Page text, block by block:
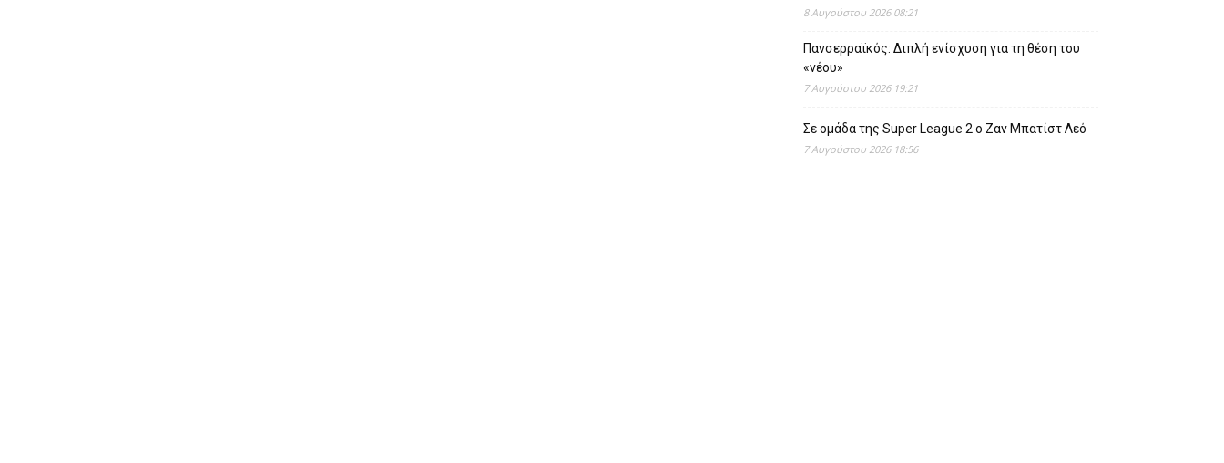
8 Αυγούστου 2026 08:21
Πανσερραϊκός: Διπλή ενίσχυση για τη θέση του
«νέου»
7 Αυγούστου 2026 19:21
Σε ομάδα της Super League 2 o Ζαν Μπατίστ Λεό
7 Αυγούστου 2026 18:56